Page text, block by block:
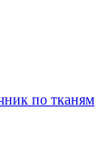
по тканям